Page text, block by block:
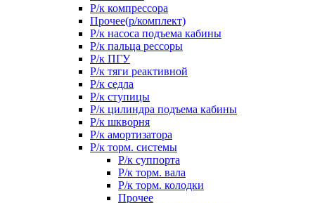
Р/к компрессора
Прочее(р/комплект)
Р/к насоса подъема кабины
Р/к пальца рессоры
Р/к ПГУ
Р/к тяги реактивной
Р/к седла
Р/к ступицы
Р/к цилиндра подъема кабины
Р/к шкворня
Р/к амортизатора
Р/к торм. системы
Р/к суппорта
Р/к торм. вала
Р/к торм. колодки
Прочее